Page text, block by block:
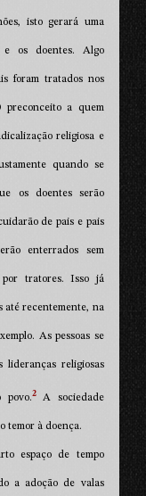
isto gerará uma
e os doentes. Algo
foram tratados nos
preconceito a quem
religiosa e
quando se
os doentes serão
de pais e pais
enterrados sem
por tratores. Isso já
até recentemente, na
As pessoas se
lideranças religiosas
povo.2A sociedade
temor à doença.
espaço de tempo
a adoção de valas